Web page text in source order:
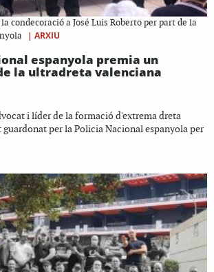
condecoració a José Luis Roberto per part de la
| ARXIU
espanyola premia un
la ultradreta valenciana
i líder de la formació d'extrema dreta
guardonat per la Policia Nacional espanyola per